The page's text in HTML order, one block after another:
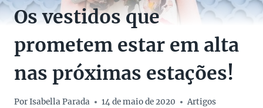
Os vestidos que
prometem estar em alta
nas próximas estações!
PorIsabella Parada 14 de maio de 2020 Artigos